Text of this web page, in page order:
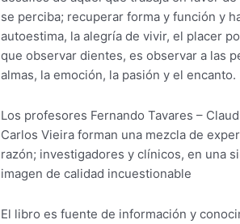
se perciba; recuperar forma y función y
autoestima, la alegría de vivir, el placer
que observar dientes, es observar a las
almas, la emoción, la pasión y el encanto.
Los profesores Fernando Tavares –
Carlos Vieira forman una mezcla de
razón; investigadores y clínicos, en una
imagen de calidad incuestionable
El libro es fuente de información y